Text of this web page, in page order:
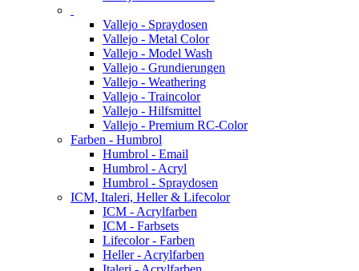
Vallejo - Spraydosen
Vallejo - Metal Color
Vallejo - Model Wash
Vallejo - Grundierungen
Vallejo - Weathering
Vallejo - Traincolor
Vallejo - Hilfsmittel
Vallejo - Premium RC-Color
Farben - Humbrol
Humbrol - Email
Humbrol - Acryl
Humbrol - Spraydosen
ICM, Italeri, Heller & Lifecolor
ICM - Acrylfarben
ICM - Farbsets
Lifecolor - Farben
Heller - Acrylfarben